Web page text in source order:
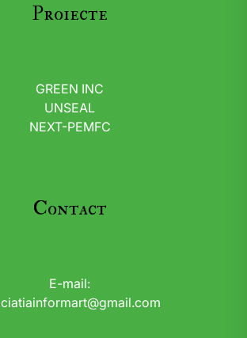
Proiecte
GREEN INC
UNSEAL
NEXT-PEMFC
Contact
E-mail: